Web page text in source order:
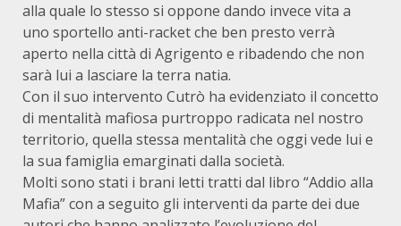
alla quale lo stesso si oppone dando invece vita a
uno sportello anti-racket che ben presto verrà
aperto nella città di Agrigento e ribadendo che non
sarà lui a lasciare la terra natia.
Con il suo intervento Cutrò ha evidenziato il concetto
di mentalità mafiosa purtroppo radicata nel nostro
territorio, quella stessa mentalità che oggi vede lui e
la sua famiglia emarginati dalla società.
Molti sono stati i brani letti tratti dal libro “Addio alla
Mafia” con a seguito gli interventi da parte dei due